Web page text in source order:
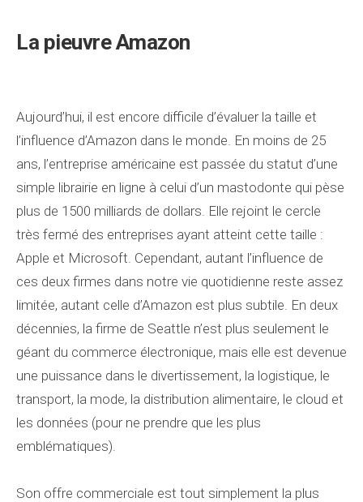
La pieuvre Amazon
Aujourd’hui, il est encore difficile d’évaluer la taille et
l’influence d’Amazon dans le monde. En moins de 25
ans, l’entreprise américaine est passée du statut d’une
simple librairie en ligne à celui d’un mastodonte qui pèse
plus de 1500 milliards de dollars. Elle rejoint le cercle
très fermé des entreprises ayant atteint cette taille :
Apple et Microsoft. Cependant, autant l’influence de
ces deux firmes dans notre vie quotidienne reste assez
limitée, autant celle d’Amazon est plus subtile. En deux
décennies, la firme de Seattle n’est plus seulement le
géant du commerce électronique, mais elle est devenue
une puissance dans le divertissement, la logistique, le
transport, la mode, la distribution alimentaire, le cloud et
les données (pour ne prendre que les plus
emblématiques).
Son offre commerciale est tout simplement la plus